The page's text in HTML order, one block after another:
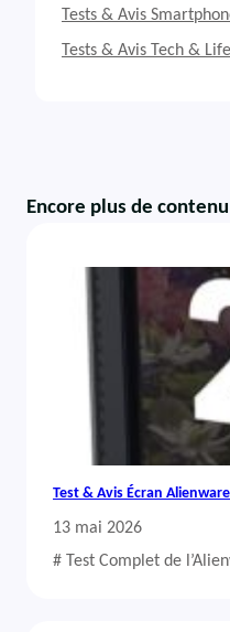
Tests & Avis
Tests & Avis Tech &
Encore plus de contenu
Test & Avis Écran
13 mai 2026
# Test Complet de